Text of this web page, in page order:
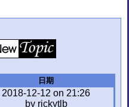
日期
2018-12-12 on 21:26
by rickytlb